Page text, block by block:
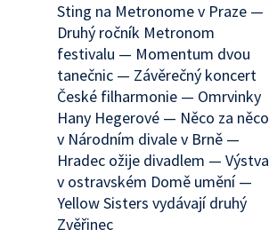
Sting na Metronome v Praze —
Druhý ročník Metronom
festivalu — Momentum dvou
tanečnic — Závěrečný koncert
České filharmonie — Omrvinky
Hany Hegerové — Něco za něco
v Národním divale v Brně —
Hradec ožije divadlem — Výstva
v ostravském Domě umění —
Yellow Sisters vydávají druhý
Zvěřinec